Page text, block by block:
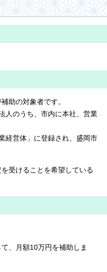
助の対象者です。
人のうち、市内に本社、営業
経営体」に登録され、盛岡市
受けることを希望している
、月額10万円を補助しま